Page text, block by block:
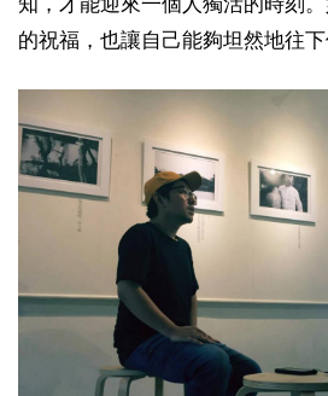
的祝福，也讓自己能夠坦然地往下